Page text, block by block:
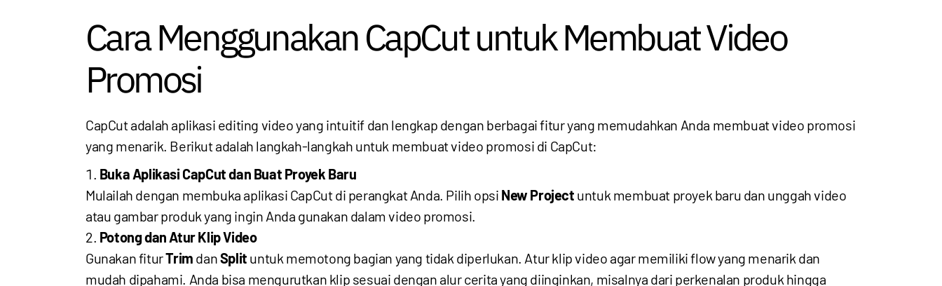
Cara Menggunakan CapCut untuk Membuat Video
Promosi
CapCut adalah aplikasi editing video yang intuitif dan lengkap dengan berbagai fitur yang memudahkan Anda membuat video promosi
yang menarik. Berikut adalah langkah-langkah untuk membuat video promosi di CapCut:
Buka Aplikasi CapCut dan Buat Proyek Baru
Mulailah dengan membuka aplikasi CapCut di perangkat Anda. Pilih opsi New Project untuk membuat proyek baru dan unggah video
atau gambar produk yang ingin Anda gunakan dalam video promosi.
Potong dan Atur Klip Video
Gunakan fiturTrim danSplit untuk memotong bagian yang tidak diperlukan. Atur klip video agar memiliki flow yang menarik dan
mudah dipahami. Anda bisa mengurutkan klip sesuai dengan alur cerita yang diinginkan, misalnya dari perkenalan produk hingga